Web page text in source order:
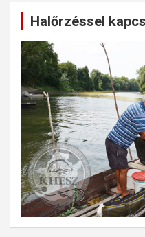
Halőrzéssel